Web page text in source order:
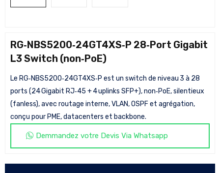
RG‑NBS5200‑24GT4XS‑P 28‑Port Gigabit
L3 Switch (non‑PoE)
Le RG‑NBS5200‑24GT4XS‑P est un switch de niveau 3 à 28
ports (24 Gigabit RJ‑45 + 4 uplinks SFP+), non‑PoE, silentieux
(fanless), avec routage interne, VLAN, OSPF et agrégation,
conçu pour PME, datacenters et backbone.
Demmandez votre Devis Via Whatsapp